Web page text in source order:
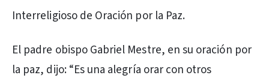
Interreligioso de Oración por la Paz.
El padre obispo Gabriel Mestre, en su oración por
la paz, dijo: “Es una alegría orar con otros